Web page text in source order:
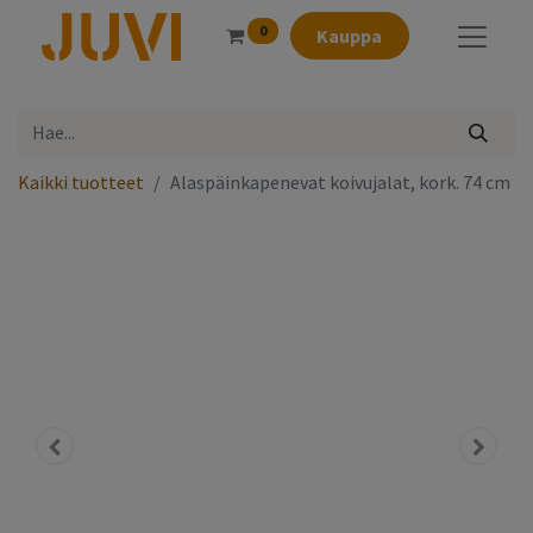
0 Kauppa
Kaikki tuotteet Alaspäinkapenevat koivujalat, kork. 74 cm